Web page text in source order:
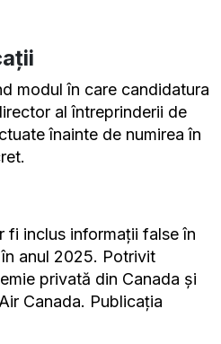
modul în care candidatura
al întreprinderii de
înainte de numirea în
fi inclus informații false în
anul 2025. Potrivit
privată din Canada și
Canada. Publicația